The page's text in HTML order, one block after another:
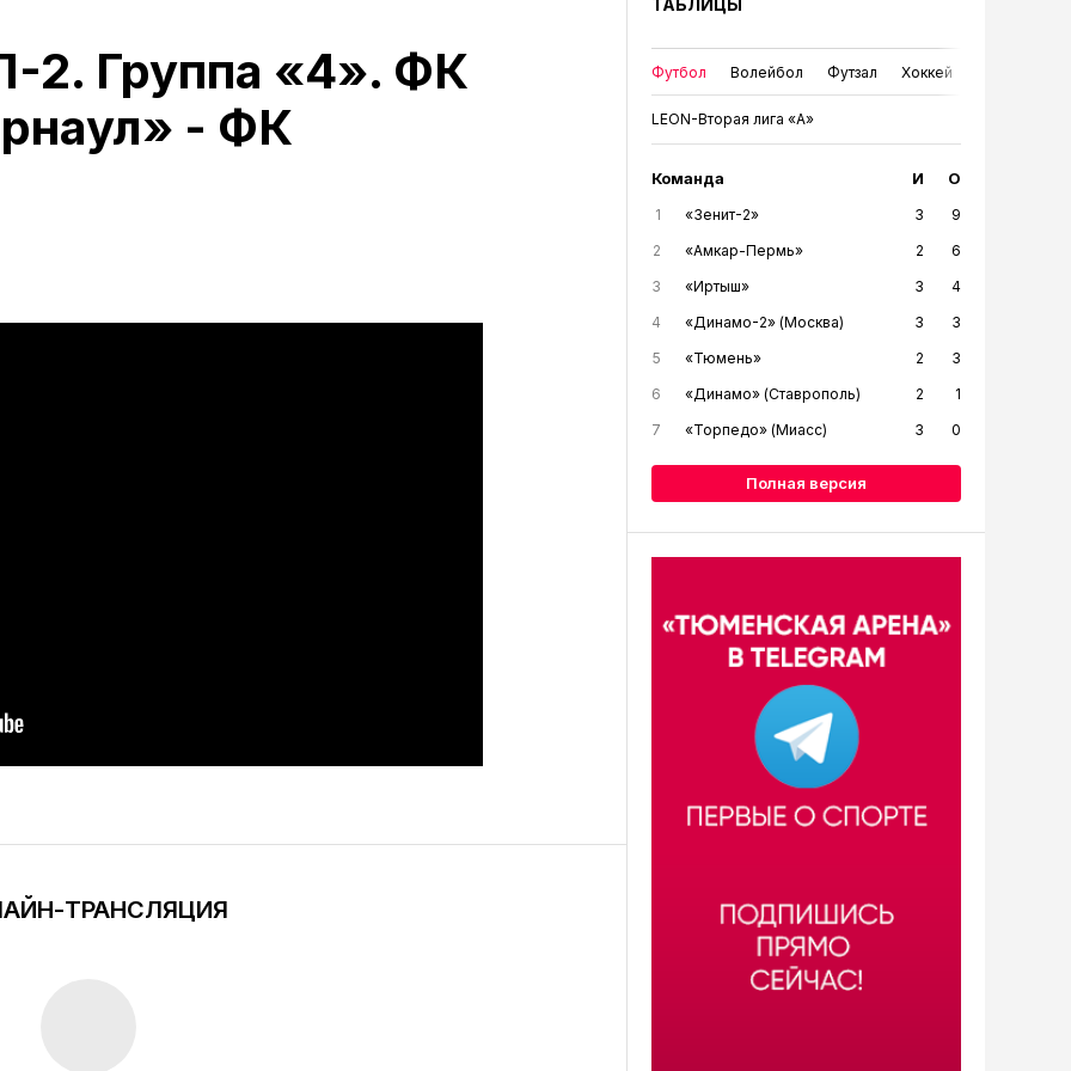
2. Группа «4». ФК
- ФК
ТРАНСЛЯЦИЯ
ТАБЛИЦЫ
Футбол Волейбол Футзал Хоккей
LEON-Вторая лига «А»
Команда И О
1 «Зенит-2» 3
9
2
«Амкар-Пермь» 2
6
3
«Иртыш» 3
4
4
«Динамо-2» (Москва) 3
3
5
«Тюмень» 2
3
6
«Динамо» (Ставрополь) 2
1
7
«Торпедо» (Миасс) 3 0
Полная версия